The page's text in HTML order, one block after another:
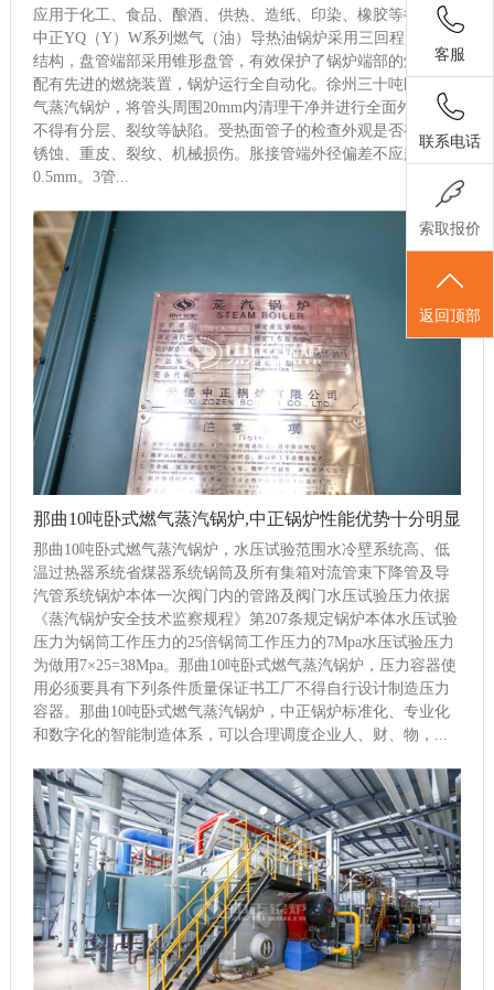
应用于化工、食品、酿酒、供热、造纸、印染、橡胶等行业。
中正YQ（Y）W系列燃气（油）导热油锅炉采用三回程圆盘管
结构，盘管端部采用锥形盘管，有效保护了锅炉端部的炉墙，
配有先进的燃烧装置，锅炉运行全自动化。徐州三十吨卧式燃
气蒸汽锅炉，将管头周围20mm内清理干净并进行全面外观检查
不得有分层、裂纹等缺陷。受热面管子的检查外观是否有严重
锈蚀、重皮、裂纹、机械损伤。胀接管端外径偏差不应超过
0.5mm。3管...
那曲10吨卧式燃气蒸汽锅炉,中正锅炉性能优势十分明显
那曲10吨卧式燃气蒸汽锅炉，水压试验范围水冷壁系统高、低
温过热器系统省煤器系统锅筒及所有集箱对流管束下降管及导
汽管系统锅炉本体一次阀门内的管路及阀门水压试验压力依据
《蒸汽锅炉安全技术监察规程》第207条规定锅炉本体水压试验
压力为锅筒工作压力的25倍锅筒工作压力的7Mpa水压试验压力
为做用7×25=38Mpa。那曲10吨卧式燃气蒸汽锅炉，压力容器使
用必须要具有下列条件质量保证书工厂不得自行设计制造压力
容器。那曲10吨卧式燃气蒸汽锅炉，中正锅炉标准化、专业化
和数字化的智能制造体系，可以合理调度企业人、财、物，...
客服
联系电话
索取报价
返回顶部